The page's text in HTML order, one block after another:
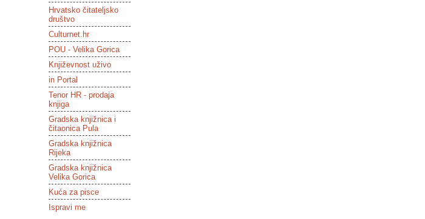
Hrvatsko čitateljsko
društvo
Culturnet.hr
POU - Velika Gorica
Književnost uživo
in Portal
Tenor HR - prodaja
knjiga
Gradska knjižnica i
čitaonica Pula
Gradska knjižnica
Rijeka
Gradska knjižnica
Velika Gorica
Kuća za pisce
Ispravi me